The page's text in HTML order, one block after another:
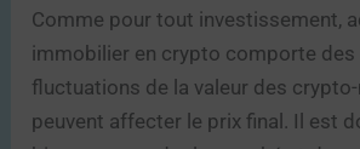
Comme pour tout investissement,
immobilier en crypto comporte des
fluctuations de la valeur des
peuvent affecter le prix final. Il est